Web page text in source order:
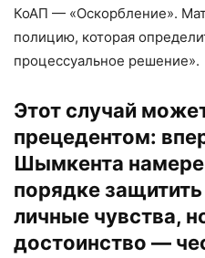
КоАП — «Оскорбление».
полицию, которая
процессуальное решение».
Этот случай
прецедентом:
Шымкента
порядке
личные чувства,
достоинство —